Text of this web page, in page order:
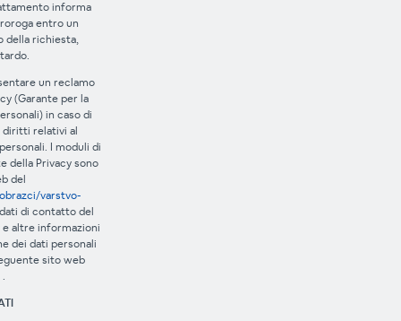
informa
entro un
della richiesta,
un reclamo
(Garante per la
in caso di
relativi al
I moduli di
della Privacy sono
del
varstvo-
di contatto del
e altre informazioni
dei dati personali
sito web
.